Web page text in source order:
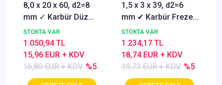
8,0 x 20 x 60, d2=8
mm ✓ Karbür Düz
Freze, Parmak freze
ucu Z=4,TiSiN
Kaplamalı
STOKTA VAR
16,80 EUR + KDV %5
15,96 EUR + KDV
1.050,94 TL
1,5 x 3 x 39, d2=6
mm ✔ Karbür Freze
ucu, Z=3, Kaplamalı,
30°
STOKTA VAR
19,73 EUR + KDV %5
18,74 EUR + KDV
1.234,17 TL